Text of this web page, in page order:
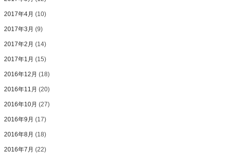
2017年4月 (10)
2017年3月 (9)
2017年2月 (14)
2017年1月 (15)
2016年12月 (18)
2016年11月 (20)
2016年10月 (27)
2016年9月 (17)
2016年8月 (18)
2016年7月 (22)